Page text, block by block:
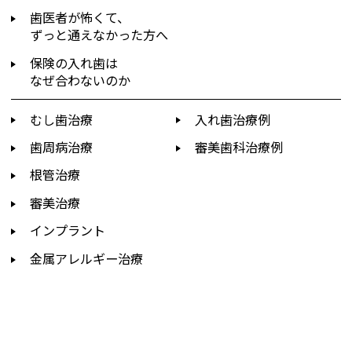
歯医者が怖くて、
ずっと通えなかった方へ
保険の入れ歯は
なぜ合わないのか
むし歯治療
歯周病治療
根管治療
審美治療
インプラント
金属アレルギー治療
入れ歯治療例
審美歯科治療例